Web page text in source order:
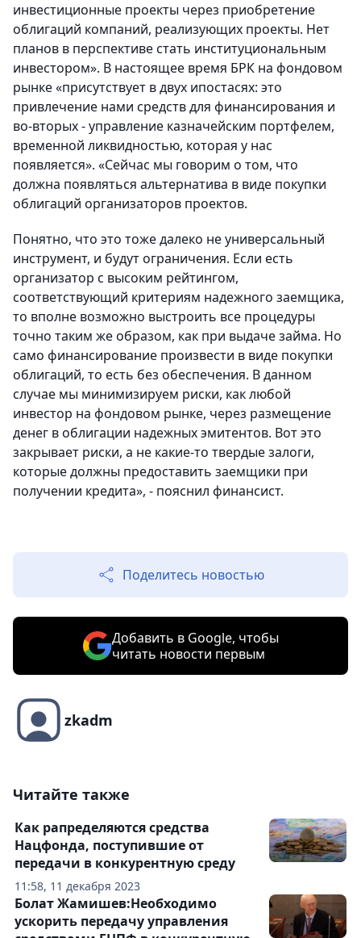
инвестиционные проекты через приобретение
облигаций компаний, реализующих проекты. Нет
планов в перспективе стать институциональным
инвестором». В настоящее время БРК на фондовом
рынке «присутствует в двух ипостасях: это
привлечение нами средств для финансирования и
во-вторых - управление казначейским портфелем,
временной ликвидностью, которая у нас
появляется». «Сейчас мы говорим о том, что
должна появляться альтернатива в виде покупки
облигаций организаторов проектов.
Понятно, что это тоже далеко не универсальный
инструмент, и будут ограничения. Если есть
организатор с высоким рейтингом,
соответствующий критериям надежного заемщика,
то вполне возможно выстроить все процедуры
точно таким же образом, как при выдаче займа. Но
само финансирование произвести в виде покупки
облигаций, то есть без обеспечения. В данном
случае мы минимизируем риски, как любой
инвестор на фондовом рынке, через размещение
денег в облигации надежных эмитентов. Вот это
закрывает риски, а не какие-то твердые залоги,
которые должны предоставить заемщики при
получении кредита», - пояснил финансист.
Поделитесь новостью
Добавить в Google, чтобы
читать новости первым
zkadm
Читайте также
11:58, 11 декабря 2023
Как рапределяются средства
Нацфонда, поступившие от
передачи в конкурентную среду
Болат Жамишев:Необходимо
ускорить передачу управления